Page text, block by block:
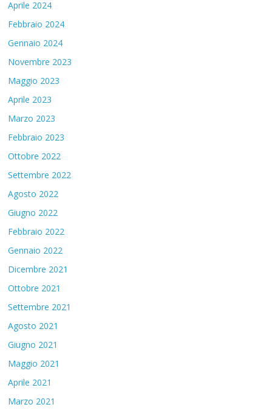
Aprile 2024
Febbraio 2024
Gennaio 2024
Novembre 2023
Maggio 2023
Aprile 2023
Marzo 2023
Febbraio 2023
Ottobre 2022
Settembre 2022
Agosto 2022
Giugno 2022
Febbraio 2022
Gennaio 2022
Dicembre 2021
Ottobre 2021
Settembre 2021
Agosto 2021
Giugno 2021
Maggio 2021
Aprile 2021
Marzo 2021